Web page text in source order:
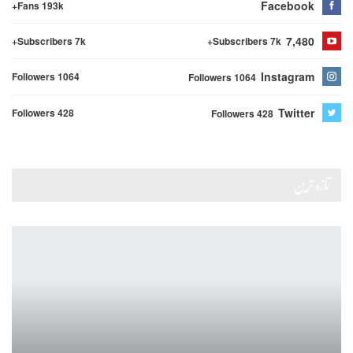
Facebook
Fans 193k+
7,480
Subscribers 7k+
Subscribers 7k+
Instagram
Followers 1064
Followers 1064
Twitter
Followers 428
Followers 428